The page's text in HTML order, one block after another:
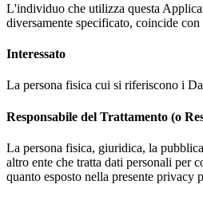
L'individuo che utilizza questa
diversamente specificato, coincide con
Interessato
La persona fisica cui si riferiscono i
Responsabile del Trattamento (o
La persona fisica, giuridica, la
altro ente che tratta dati personali per
quanto esposto nella presente privacy